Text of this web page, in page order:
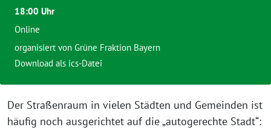
Der Straßenraum in vielen Städten und Gemeinden ist
häufig noch ausgerichtet auf die „autogerechte Stadt“:
18:00 Uhr
Online
organisiert von Grüne Fraktion Bayern
Download als ics-Datei